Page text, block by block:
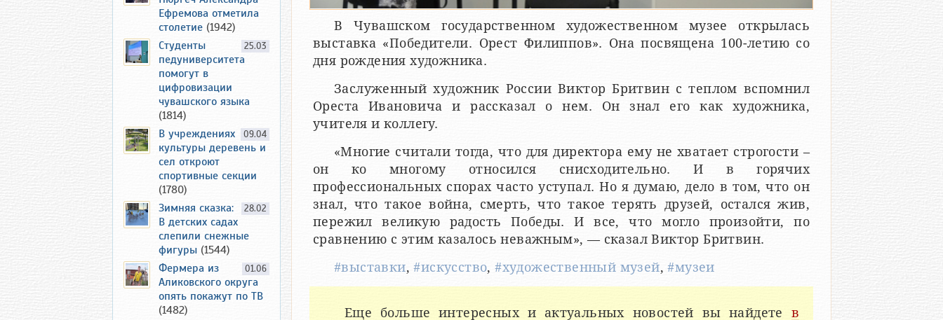
В Чувашском государственном художественном музее открылась
выставка «Победители. Орест Филиппов». Она посвящена 100-летию со
дня рождения художника.
Заслуженный художник России Виктор Бритвин с теплом вспомнил
Ореста Ивановича и рассказал о нем. Он знал его как художника,
учителя и коллегу.
«Многие считали тогда, что для директора ему не хватает строгости –
он ко многому относился снисходительно. И в горячих
профессиональных спорах часто уступал. Но я думаю, дело в том, что он
знал, что такое война, смерть, что такое терять друзей, остался жив,
пережил великую радость Победы. И все, что могло произойти, по
сравнению с этим казалось неважным», — сказал Виктор Бритвин.
#выставки,#искусство,#художественный музей,#музеи
Еще больше интересных и актуальных новостей вы найдете в
Ефремова отметила
столетие (1942)
25.03
Студенты
педуниверситета
помогут в
цифровизации
чувашского языка
(1814)
09.04
В учреждениях
культуры деревень и
сел откроют
спортивные секции
(1780)
28.02
Зимняя сказка:
В детских садах
слепили снежные
фигуры (1544)
01.06
Фермера из
Аликовского округа
опять покажут по ТВ
(1482)